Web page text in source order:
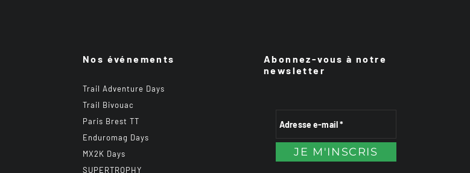
Nos événements
Trail Adventure Days
Trail Bivouac
Paris Brest TT
Enduromag Days
MX2K Days
SUPERTROPHY
Abonnez-vous à notre
newsletter